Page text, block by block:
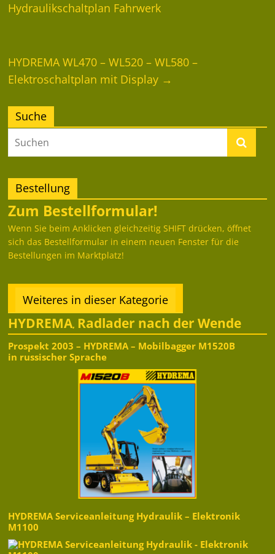
Hydraulikschaltplan Fahrwerk
HYDREMA WL470 – WL520 – WL580 –
Elektroschaltplan mit Display →
Suche
Bestellung
Zum Bestellformular!
Wenn Sie beim Anklicken gleichzeitig SHIFT drücken, öffnet
sich das Bestellformular in einem neuen Fenster für die
Bestellungen im Marktplatz!
Weiteres in dieser Kategorie
HYDREMA, Radlader nach der Wende
Prospekt 2003 – HYDREMA – Mobilbagger M1520B
in russischer Sprache
HYDREMA Serviceanleitung Hydraulik – Elektronik
M1100